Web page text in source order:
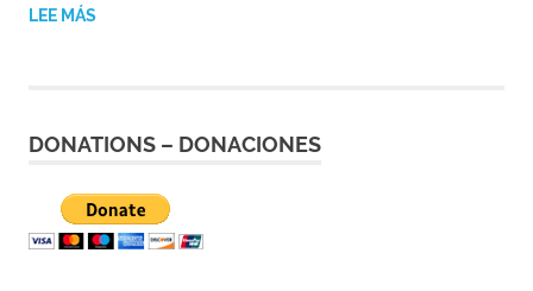
LEE MÁS
DONATIONS – DONACIONES